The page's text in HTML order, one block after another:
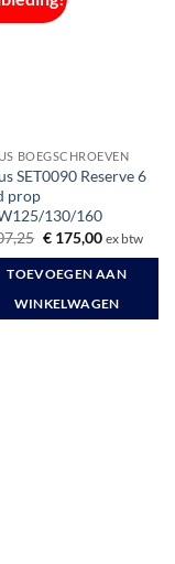
BOEGSCHROEVEN
SET0090 Reserve 6
prop
130/160
Oorspronkelijke
was:
€ 207,25.
€175,00Huidige
is:
€ 175,00.
ex btw
TOEVOEGEN AAN
WINKELWAGEN